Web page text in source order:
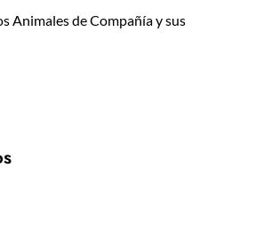
Animales de Compañía y sus